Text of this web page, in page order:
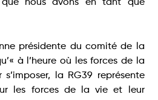
nous avons en tant que
présidente du comité de la
à l’heure où les forces de la
la RG39 représente
les forces de la vie et leur